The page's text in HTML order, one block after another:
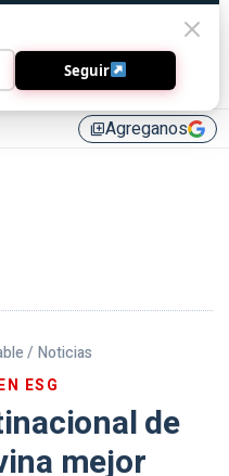
library_addAgreganos
/ Noticias
ESG
de
mejor
Seguir